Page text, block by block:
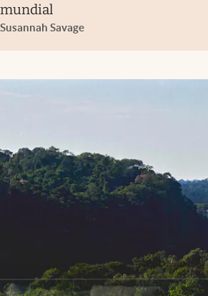
mundial
Susannah Savage